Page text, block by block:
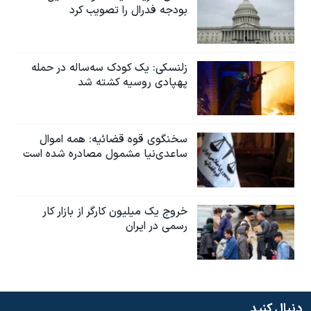
بودجه فدرال را تصویب کرد
زلنسکی: یک کودک سه‌ساله در حمله
پهپادی روسیه کشته شد
سخنگوی قوه قضائیه: همه اموال
ساعدی‌نیا مشمول مصادره شده است
خروج یک میلیون کارگر از بازار کار
رسمی در ایران